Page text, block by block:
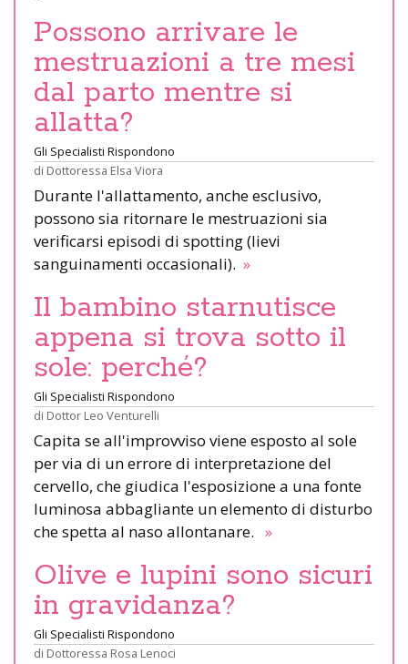
Possono arrivare le
mestruazioni a tre mesi
dal parto mentre si
allatta?
Gli Specialisti Rispondono
di Dottoressa Elsa Viora
Durante l'allattamento, anche esclusivo,
possono sia ritornare le mestruazioni sia
verificarsi episodi di spotting (lievi
sanguinamenti occasionali). »
Il bambino starnutisce
appena si trova sotto il
sole: perché?
Gli Specialisti Rispondono
di Dottor Leo Venturelli
Capita se all'improvviso viene esposto al sole
per via di un errore di interpretazione del
cervello, che giudica l'esposizione a una fonte
luminosa abbagliante un elemento di disturbo
che spetta al naso allontanare. »
Olive e lupini sono sicuri
in gravidanza?
Gli Specialisti Rispondono
di Dottoressa Rosa Lenoci